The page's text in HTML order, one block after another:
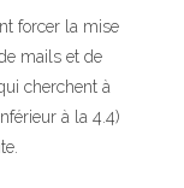
forcer la mise
mails et de
cherchent à
à la 4.4)